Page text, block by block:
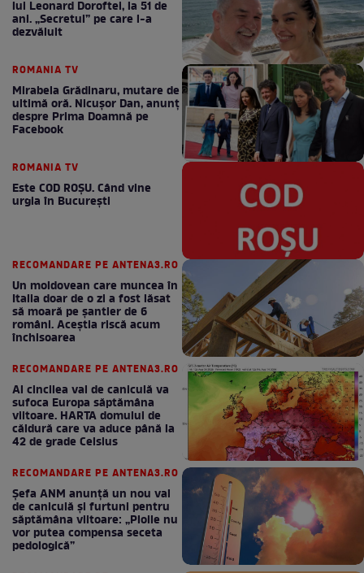
lui Leonard Doroftei, la 51 de
ani. „Secretul” pe care l-a
dezvăluit
ROMANIA TV
Mirabela Grădinaru, mutare de
ultimă oră. Nicuşor Dan, anunţ
despre Prima Doamnă pe
Facebook
ROMANIA TV
Este COD ROŞU. Când vine
urgia în Bucureşti
RECOMANDARE PE ANTENA3.RO
Un moldovean care muncea în
Italia doar de o zi a fost lăsat
să moară pe şantier de 6
români. Aceștia riscă acum
închisoarea
RECOMANDARE PE ANTENA3.RO
Al cincilea val de caniculă va
sufoca Europa săptămâna
viitoare. HARTA domului de
căldură care va aduce până la
42 de grade Celsius
RECOMANDARE PE ANTENA3.RO
Șefa ANM anunță un nou val
de caniculă și furtuni pentru
săptămâna viitoare: „Ploile nu
vor putea compensa seceta
pedologică”